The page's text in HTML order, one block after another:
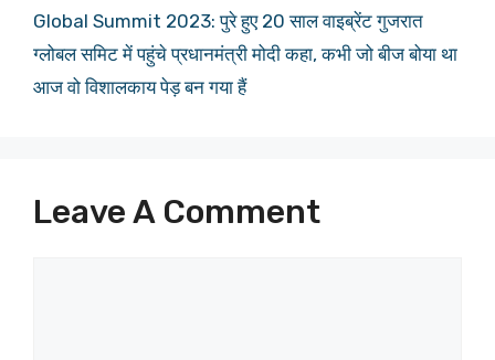
Global Summit 2023: पुरे हुए 20 साल वाइब्रेंट गुजरात
ग्लोबल समिट में पहुंचे प्रधानमंत्री मोदी कहा, कभी जो बीज बोया था
आज वो विशालकाय पेड़ बन गया हैं
Leave A Comment